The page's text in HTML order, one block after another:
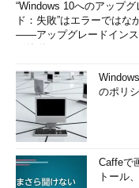
“Windows 10へのアップグ
ド：失敗”はエラーではな
――アップグレードインス
のポリ
Caffeで
トール